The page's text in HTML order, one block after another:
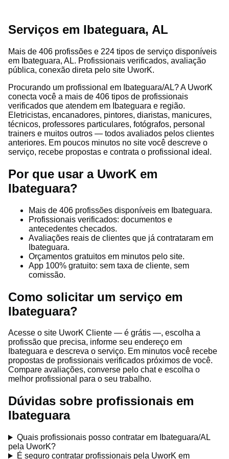
Serviços em Ibateguara, AL
Mais de 406 profissões e 224 tipos de serviço disponíveis
em Ibateguara, AL. Profissionais verificados, avaliação
pública, conexão direta pelo site UworK.
Procurando um profissional em Ibateguara/AL? A UworK
conecta você a mais de 406 tipos de profissionais
verificados que atendem em Ibateguara e região.
Eletricistas, encanadores, pintores, diaristas, manicures,
técnicos, professores particulares, fotógrafos, personal
trainers e muitos outros — todos avaliados pelos clientes
anteriores. Em poucos minutos no site você descreve o
serviço, recebe propostas e contrata o profissional ideal.
Por que usar a UworK em
Ibateguara?
Mais de 406 profissões disponíveis em Ibateguara.
Profissionais verificados: documentos e
antecedentes checados.
Avaliações reais de clientes que já contrataram em
Ibateguara.
Orçamentos gratuitos em minutos pelo site.
App 100% gratuito: sem taxa de cliente, sem
comissão.
Como solicitar um serviço em
Ibateguara?
Acesse o site UworK Cliente — é grátis —, escolha a
profissão que precisa, informe seu endereço em
Ibateguara e descreva o serviço. Em minutos você recebe
propostas de profissionais verificados próximos de você.
Compare avaliações, converse pelo chat e escolha o
melhor profissional para o seu trabalho.
Dúvidas sobre profissionais em
Ibateguara
Quais profissionais posso contratar em Ibateguara/AL
pela UworK?
É seguro contratar profissionais pela UworK em